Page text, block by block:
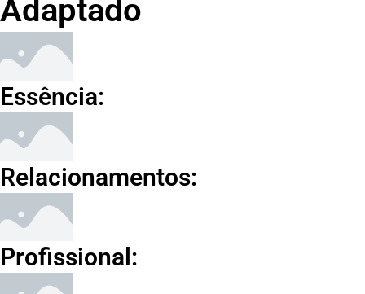
Adaptado
Essência:
Relacionamentos:
Profissional: